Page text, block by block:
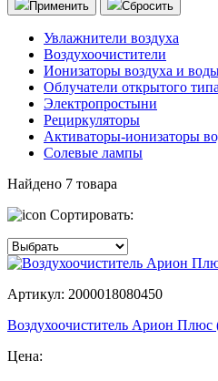
Применить Сбросить
Увлажнители воздуха
Воздухоочистители
Ионизаторы воздуха и
Облучатели открытого типа
Электропростыни
Рециркуляторы
Активаторы-ионизаторы
Солевые лампы
Найдено 7 товара
Сортировать:
Артикул: 2000018080450
Воздухоочиститель Арион
Цена: